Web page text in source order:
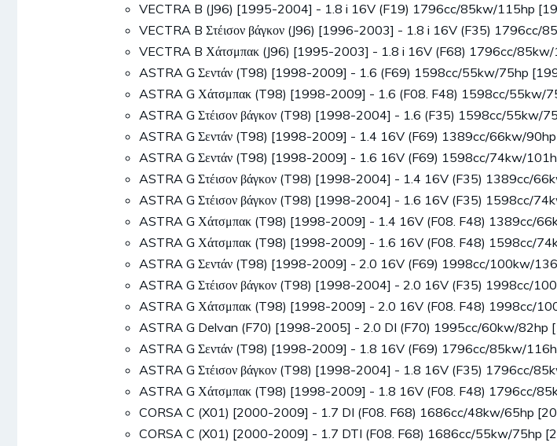
VECTRA B (J96) [1995-2004] - 1.8 i 16V (F19) 1796cc/85kw/115hp
VECTRA B Στέισον βάγκον (J96) [1996-2003] - 1.8 i 16V (F35)
VECTRA B Χάτσμπακ (J96) [1995-2003] - 1.8 i 16V (F68) 1796cc/
ASTRA G Σεντάν (T98) [1998-2009] - 1.6 (F69) 1598cc/55kw/75hp
ASTRA G Χάτσμπακ (T98) [1998-2009] - 1.6 (F08. F48) 1598cc/
ASTRA G Στέισον βάγκον (T98) [1998-2004] - 1.6 (F35) 1598cc/
ASTRA G Σεντάν (T98) [1998-2009] - 1.4 16V (F69) 1389cc/66kw/
ASTRA G Σεντάν (T98) [1998-2009] - 1.6 16V (F69) 1598cc/74kw/
ASTRA G Στέισον βάγκον (T98) [1998-2004] - 1.4 16V (F35) 1389cc/
ASTRA G Στέισον βάγκον (T98) [1998-2004] - 1.6 16V (F35) 1598cc/
ASTRA G Χάτσμπακ (T98) [1998-2009] - 1.4 16V (F08. F48) 1389cc/
ASTRA G Χάτσμπακ (T98) [1998-2009] - 1.6 16V (F08. F48) 1598cc/
ASTRA G Σεντάν (T98) [1998-2009] - 2.0 16V (F69) 1998cc/100kw/
ASTRA G Στέισον βάγκον (T98) [1998-2004] - 2.0 16V (F35) 1998cc/
ASTRA G Χάτσμπακ (T98) [1998-2009] - 2.0 16V (F08. F48) 1998cc/
ASTRA G Delvan (F70) [1998-2005] - 2.0 DI (F70) 1995cc/60kw/
ASTRA G Σεντάν (T98) [1998-2009] - 1.8 16V (F69) 1796cc/85kw/
ASTRA G Στέισον βάγκον (T98) [1998-2004] - 1.8 16V (F35) 1796cc/
ASTRA G Χάτσμπακ (T98) [1998-2009] - 1.8 16V (F08. F48) 1796cc/
CORSA C (X01) [2000-2009] - 1.7 DI (F08. F68) 1686cc/48kw/65hp
CORSA C (X01) [2000-2009] - 1.7 DTI (F08. F68) 1686cc/55kw/75hp